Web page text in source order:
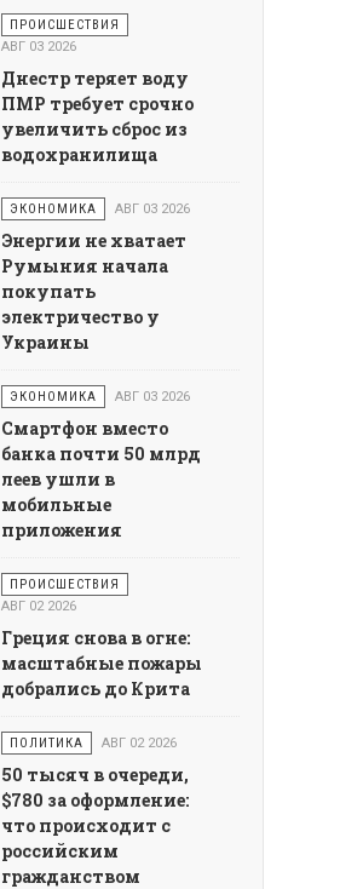
ПРОИСШЕСТВИЯ
АВГ 03 2026
Днестр теряет воду
ПМР требует срочно
увеличить сброс из
водохранилища
ЭКОНОМИКА АВГ 03 2026
Энергии не хватает
Румыния начала
покупать
электричество у
Украины
ЭКОНОМИКА АВГ 03 2026
Смартфон вместо
банка почти 50 млрд
леев ушли в
мобильные
приложения
ПРОИСШЕСТВИЯ
АВГ 02 2026
Греция снова в огне:
масштабные пожары
добрались до Крита
ПОЛИТИКА АВГ 02 2026
50 тысяч в очереди,
$780 за оформление:
что происходит с
российским
гражданством